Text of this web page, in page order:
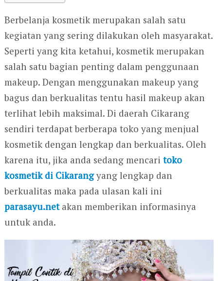
Berbelanja kosmetik merupakan salah satu
kegiatan yang sering dilakukan oleh masyarakat.
Seperti yang kita ketahui, kosmetik merupakan
salah satu bagian penting dalam penggunaan
makeup. Dengan menggunakan makeup yang
bagus dan berkualitas tentu hasil makeup akan
terlihat lebih maksimal. Di daerah Cikarang
sendiri terdapat berberapa toko yang menjual
kosmetik dengan lengkap dan berkualitas. Oleh
karena itu, jika anda sedang mencari toko
kosmetik di Cikarangyang lengkap dan
berkualitas maka pada ulasan kali ini
parasayu.netakan memberikan informasinya
untuk anda.